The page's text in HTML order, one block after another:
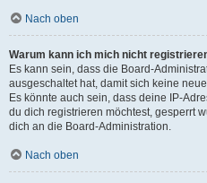
Nach oben
Warum kann ich mich nicht
Es kann sein, dass die Board-
ausgeschaltet hat, damit sich keine
Es könnte auch sein, dass deine IP-
du dich registrieren möchtest, gesperrt
dich an die Board-Administration.
Nach oben